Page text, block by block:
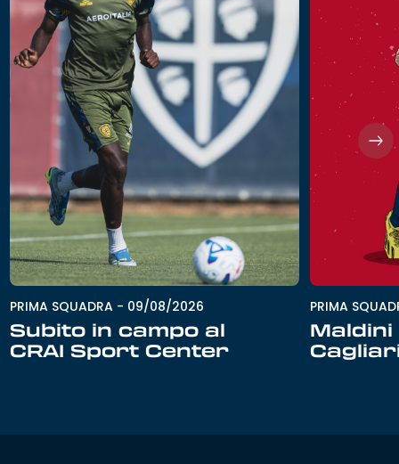
PRIMA SQUADRA - 09/08/2026
Subito in campo al
CRAI Sport Center
PRIMA